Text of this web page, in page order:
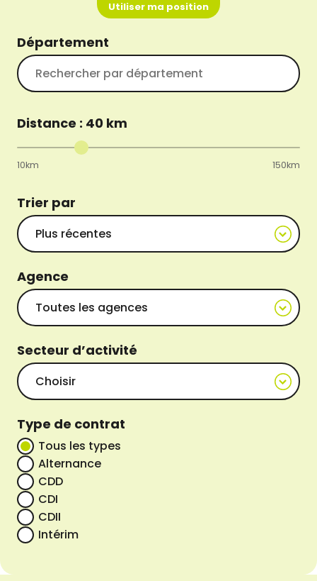
Utiliser ma position
Département
Distance : 40 km
10km 150km
Trier par
Agence
Secteur d’activité
Type de contrat
Tous les types
Alternance
CDD
CDI
CDII
Intérim